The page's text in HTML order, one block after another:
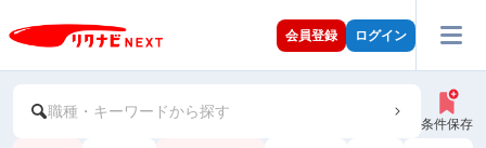
会員登録 ログイン
職種・キーワードから探す
条件保存